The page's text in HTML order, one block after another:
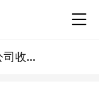
Tiger.com被加密货币公司收购，域名提升品牌安全感！